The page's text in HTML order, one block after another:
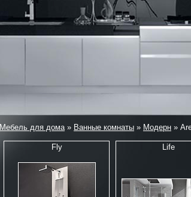
Мебель для дома» Ванные комнаты » Модерн »
Fly Life